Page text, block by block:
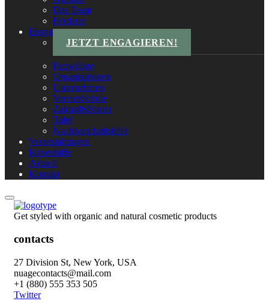
Das Team
Förderer
Engagements
JETZT ENGAGIEREN!
Freiwillige
Organisationen
Unternehmen
VereinsSchule
ZukunftsStarter
Tafel
Nachbarschaftshilfe
Veranstaltungen
Krisenhilfe
Aktuell
Kontakt
Get styled with organic and natural cosmetic products
contacts
27 Division St, New York, USA
nuagecontacts@mail.com
+1 (880) 555 353 505
Twitter